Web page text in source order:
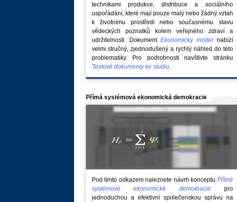
technikami produkce, distribuce a sociálního
uspořádání, které mají pouze malý nebo žádný vztah
k životnímu prostředí nebo současnému stavu
vědeckých poznatků kolem veřejného zdraví a
udržitelnosti. Dokument Ekonomický modelnabízí
velmi stručný, zjednodušený a rychlý náhled do této
problematiky. Pro podrobnosti navštivte stránku
Textové dokumenty ke studiu.
Přímá systémová ekonomická demokracie
Pod tímto odkazem naleznete návrh konceptu Přímé
systémové ekonomické demokracie pro
jednoduchou a efektivní společenskou správu na